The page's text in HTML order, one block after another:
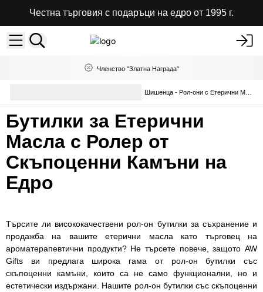
Честна търговия с подаръци на едро от 1995 г.
Членство "Златна Награда"
Шишенца - Рол-они с Етерични Масла и Скъпоценни Камъни
Бутилки за Етерични
Масла с Ролер от
Скъпоценни Камъни на
Едро
Търсите ли висококачествени рол-он бутилки за съхранение и
продажба на вашите етерични масла като търговец на
ароматерапевтични продукти? Не търсете повече, защото AW
Gifts ви предлага широка гама от рол-он бутилки със
скъпоценни камъни, които са не само функционални, но и
естетически издържани. Нашите рол-он бутилки със скъпоценни